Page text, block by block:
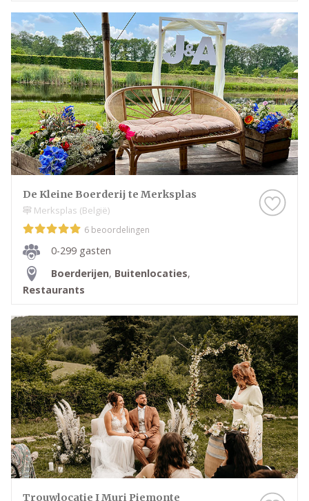
De Kleine Boerderij te Merksplas
Merksplas (België)
6 beoordelingen
0-299 gasten
Boerderijen, Buitenlocaties,
Restaurants
Trouwlocatie I Muri Piemonte